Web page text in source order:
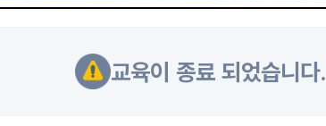
교육이 종료 되었습니다.